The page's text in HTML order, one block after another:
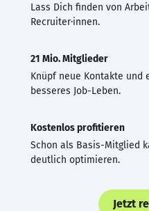
Lass Dich finden von
Recruiter·innen.
21 Mio. Mitglieder
Knüpf neue Kontakte und
besseres Job-Leben.
Kostenlos profitieren
Schon als Basis-Mitglied
deutlich optimieren.
Jetzt